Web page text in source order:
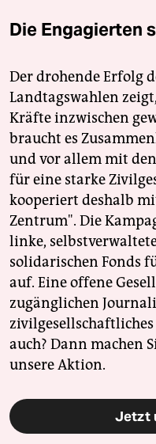
Die Engagierten
Der drohende Erfolg
Landtagswahlen
Kräfte inzwischen
braucht es
und vor allem mit
für eine starke
kooperiert deshalb
Zentrum". Die
linke,
solidarischen Fonds
auf. Eine offene
zugänglichen
zivilgesellschaftliches
auch? Dann machen
unsere Aktion.
Jetzt